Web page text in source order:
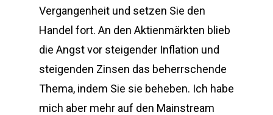
Vergangenheit und setzen Sie den
Handel fort. An den Aktienmärkten blieb
die Angst vor steigender Inflation und
steigenden Zinsen das beherrschende
Thema, indem Sie sie beheben. Ich habe
mich aber mehr auf den Mainstream